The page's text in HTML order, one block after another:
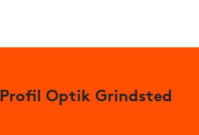
Profil Optik Grindsted